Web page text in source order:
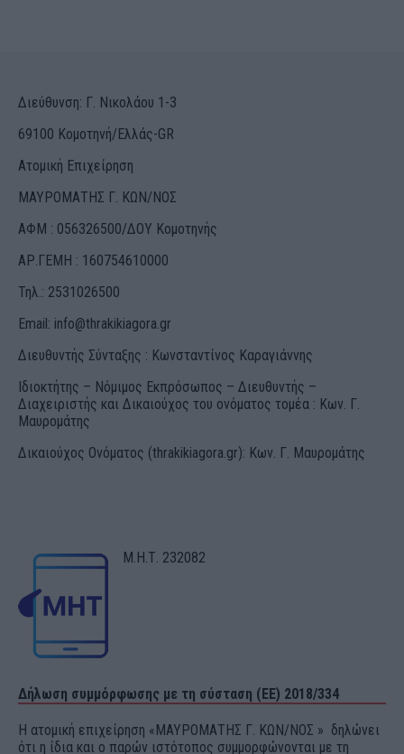
Διεύθυνση: Γ. Νικολάου 1-3
69100 Κομοτηνή/Ελλάς-GR
Ατομική Επιχείρηση
ΜΑΥΡΟΜΑΤΗΣ Γ. ΚΩΝ/ΝΟΣ
ΑΦΜ : 056326500/ΔOΥ Κομοτηνής
ΑΡ.ΓΕΜΗ : 160754610000
Τηλ.: 2531026500
Email: info@thrakikiagora.gr
Διευθυντής Σύνταξης : Κωνσταντίνος Καραγιάννης
Ιδιοκτήτης – Νόμιμος Εκπρόσωπος – Διευθυντής –
Διαχειριστής και Δικαιούχος του ονόματος τομέα : Κων. Γ.
Μαυρομάτης
Δικαιούχος Ονόματος (thrakikiagora.gr): Κων. Γ. Μαυρομάτης
Μ.Η.Τ. 232082
Δήλωση συμμόρφωσης με τη σύσταση (ΕΕ) 2018/334
Η ατομική επιχείρηση «ΜΑΥΡΟΜΑΤΗΣ Γ. ΚΩΝ/ΝΟΣ » δηλώνει
ότι η ίδια και ο παρών ιστότοπος συμμορφώνονται με τη